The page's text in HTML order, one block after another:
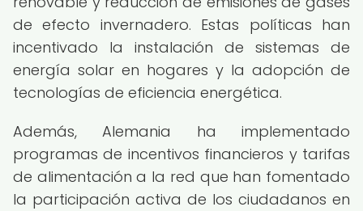
de efecto invernadero. Estas políticas han
incentivado la instalación de sistemas de
energía solar en hogares y la adopción de
tecnologías de eficiencia energética.
Además, Alemania ha implementado
programas de incentivos financieros y tarifas
de alimentación a la red que han fomentado
la participación activa de los ciudadanos en